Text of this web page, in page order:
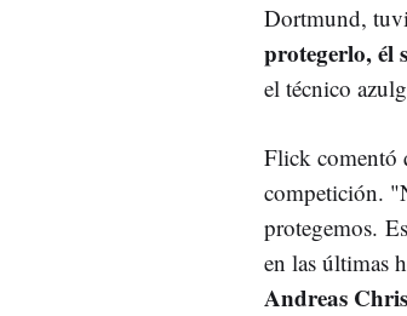
Dortmund,
protegerlo, él
el técnico
Flick comentó
competición. "
protegemos.
en las últimas
Andreas